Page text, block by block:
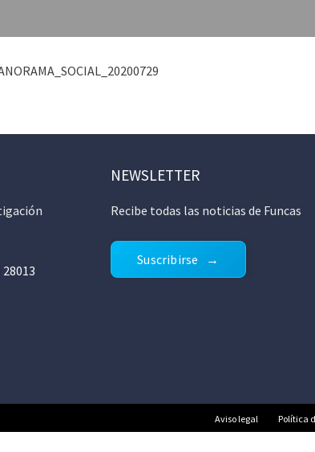
NEWSLETTER
Recibe todas las noticias de Funcas
Suscribirse
Aviso legal Política